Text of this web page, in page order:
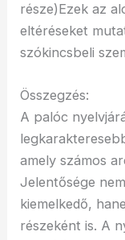
része)Ezek az
eltéréseket
szókincsbeli
Összegzés:
A palóc
amely számos
Jelentősége
kiemelkedő,
részeként is. A